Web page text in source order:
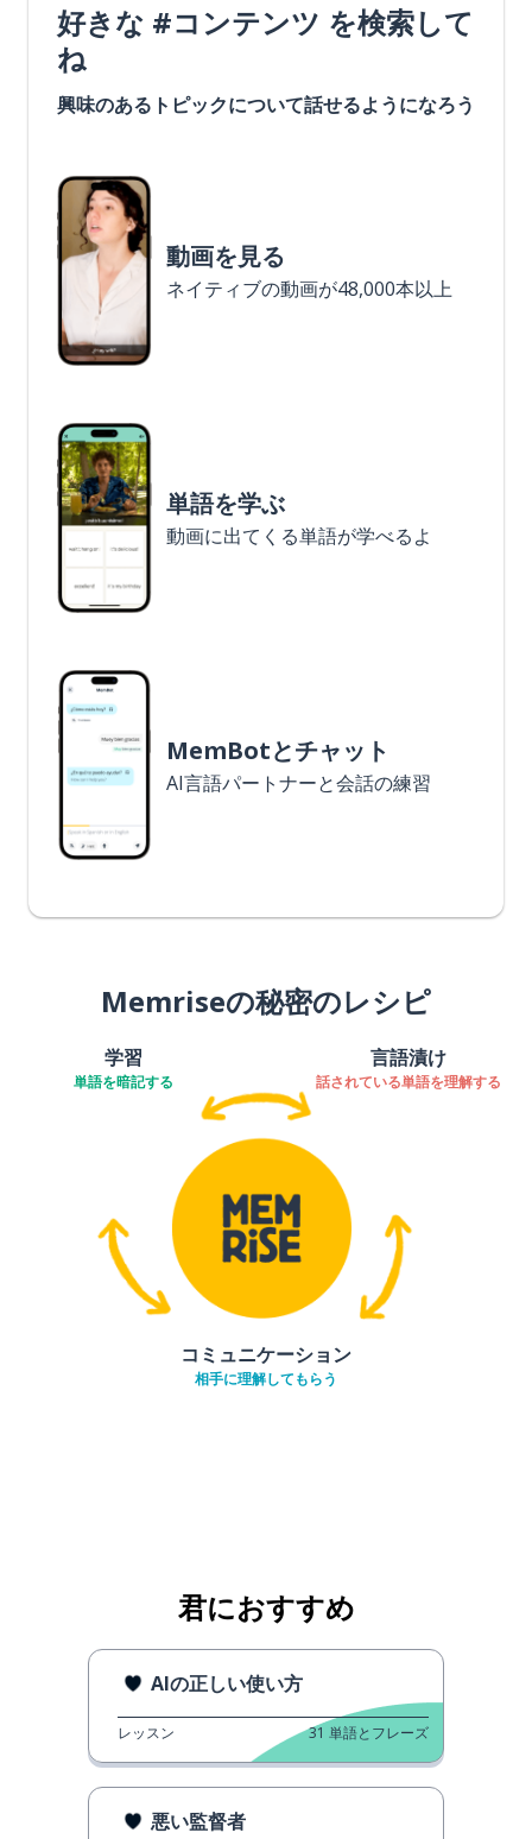
好きな #コンテンツ を検索して
ね
興味のあるトピックについて話せるようになろう
動画を見る
ネイティブの動画が48,000本以上
単語を学ぶ
動画に出てくる単語が学べるよ
MemBotとチャット
AI言語パートナーと会話の練習
Memriseの秘密のレシピ
学習
単語を暗記する
言語漬け
話されている単語を理解する
コミュニケーション
相手に理解してもらう
君におすすめ
AIの正しい使い方
レッスン 31 単語とフレーズ
悪い監督者